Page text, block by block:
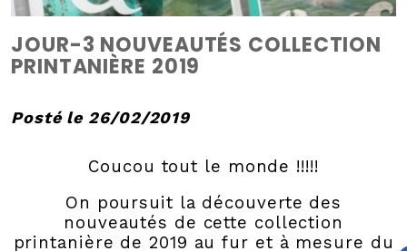
JOUR-3 NOUVEAUTÉS COLLECTION
PRINTANIÈRE 2019
Posté le 26/02/2019
Coucou tout le monde !!!!!
On poursuit la découverte des
nouveautés de cette collection
printanière de 2019 au fur et à mesure du